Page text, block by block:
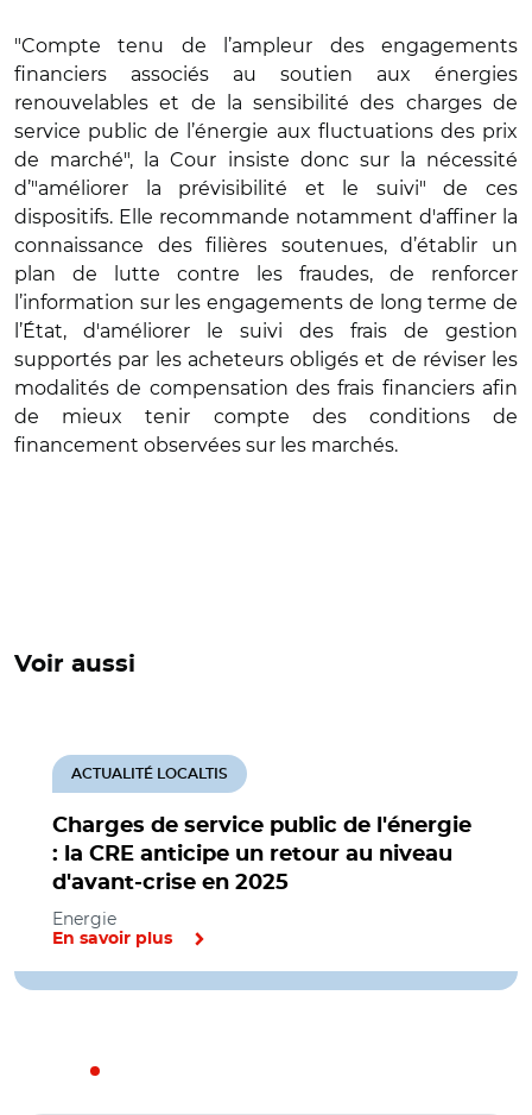
"Compte tenu de l’ampleur des engagements
financiers associés au soutien aux énergies
renouvelables et de la sensibilité des charges de
service public de l’énergie aux fluctuations des prix
de marché", la Cour insiste donc sur la nécessité
d’"améliorer la prévisibilité et le suivi" de ces
dispositifs. Elle recommande notamment d'affiner la
connaissance des filières soutenues, d’établir un
plan de lutte contre les fraudes, de renforcer
l’information sur les engagements de long terme de
l’État, d'améliorer le suivi des frais de gestion
supportés par les acheteurs obligés et de réviser les
modalités de compensation des frais financiers afin
de mieux tenir compte des conditions de
financement observées sur les marchés.
Voir aussi
Charges de service public de l'énergie
: la CRE anticipe un retour au niveau
d'avant-crise en 2025
ACTUALITÉ LOCALTIS
Energie
En savoir plus